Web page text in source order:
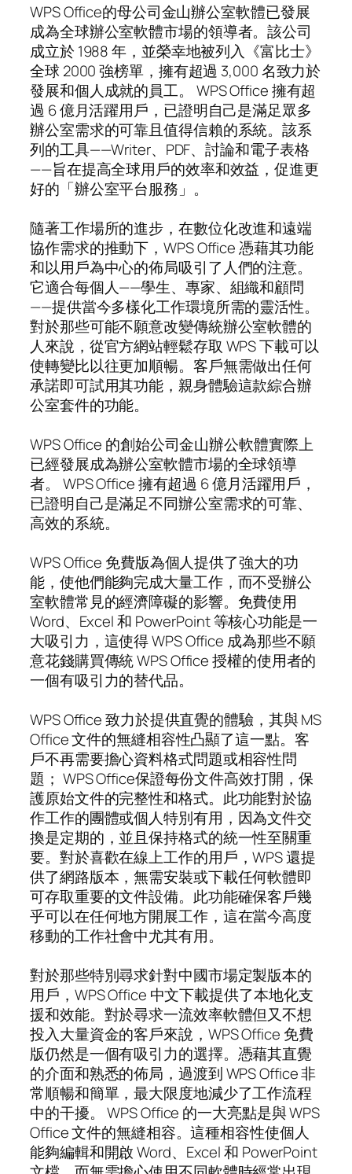
WPS Office的母公司金山辦公室軟體已發展
成為全球辦公室軟體市場的領導者。該公司
成立於 1988 年，並榮幸地被列入《富比士》
全球 2000 強榜單，擁有超過 3,000 名致力於
發展和個人成就的員工。 WPS Office 擁有超
過 6 億月活躍用戶，已證明自己是滿足眾多
辦公室需求的可靠且值得信賴的系統。該系
列的工具——Writer、PDF、討論和電子表格
——旨在提高全球用戶的效率和效益，促進更
好的「辦公室平台服務」。
隨著工作場所的進步，在數位化改進和遠端
協作需求的推動下，WPS Office 憑藉其功能
和以用戶為中心的佈局吸引了人們的注意。
它適合每個人——學生、專家、組織和顧問
——提供當今多樣化工作環境所需的靈活性。
對於那些可能不願意改變傳統辦公室軟體的
人來說，從官方網站輕鬆存取 WPS 下載可以
使轉變比以往更加順暢。客戶無需做出任何
承諾即可試用其功能，親身體驗這款綜合辦
公室套件的功能。
WPS Office 的創始公司金山辦公軟體實際上
已經發展成為辦公室軟體市場的全球領導
者。 WPS Office 擁有超過 6 億月活躍用戶，
已證明自己是滿足不同辦公室需求的可靠、
高效的系統。
WPS Office 免費版為個人提供了強大的功
能，使他們能夠完成大量工作，而不受辦公
室軟體常見的經濟障礙的影響。免費使用
Word、Excel 和 PowerPoint 等核心功能是一
大吸引力，這使得 WPS Office 成為那些不願
意花錢購買傳統 WPS Office 授權的使用者的
一個有吸引力的替代品。
WPS Office 致力於提供直覺的體驗，其與 MS
Office 文件的無縫相容性凸顯了這一點。客
戶不再需要擔心資料格式問題或相容性問
題； WPS Office保證每份文件高效打開，保
護原始文件的完整性和格式。此功能對於協
作工作的團體或個人特別有用，因為文件交
換是定期的，並且保持格式的統一性至關重
要。對於喜歡在線上工作的用戶，WPS 還提
供了網路版本，無需安裝或下載任何軟體即
可存取重要的文件設備。此功能確保客戶幾
乎可以在任何地方開展工作，這在當今高度
移動的工作社會中尤其有用。
對於那些特別尋求針對中國市場定製版本的
用戶，WPS Office 中文下載提供了本地化支
援和效能。對於尋求一流效率軟體但又不想
投入大量資金的客戶來說，WPS Office 免費
版仍然是一個有吸引力的選擇。憑藉其直覺
的介面和熟悉的佈局，過渡到 WPS Office 非
常順暢和簡單，最大限度地減少了工作流程
中的干擾。 WPS Office 的一大亮點是與 WPS
Office 文件的無縫相容。這種相容性使個人
能夠編輯和開啟 Word、Excel 和 PowerPoint